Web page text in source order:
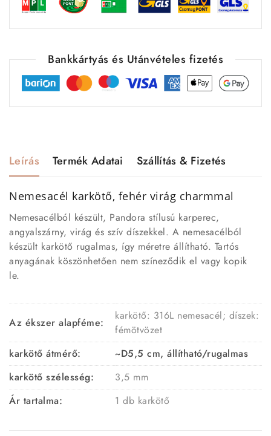
Bankkártyás és Utánvételes fizetés
Leírás Termék Adatai Szállítás & Fizetés
Nemesacél karkötő, fehér virág charmmal
Nemesacélból készült, Pandora stílusú karperec,
angyalszárny, virág és szív díszekkel. A nemesacélból
készült karkötő rugalmas, így méretre állítható. Tartós
anyagának köszönhetően nem színeződik el vagy kopik
le.
Az ékszer alapféme:
karkötő: 316L nemesacél; díszek:
fémötvözet
karkötő átmérő:
~D5,5 cm, állítható/rugalmas
karkötő szélesség:
3,5 mm
Ár tartalma:
1 db karkötő